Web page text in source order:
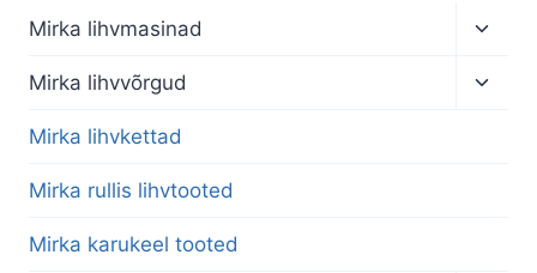
Mirka lihvmasinad
menu
Mirka lihvvõrgud
Mirka lihvkettad
Mirka rullis lihvtooted
Mirka karukeel tooted